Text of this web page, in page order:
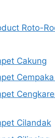
Roto-
Cakung
Cilandak